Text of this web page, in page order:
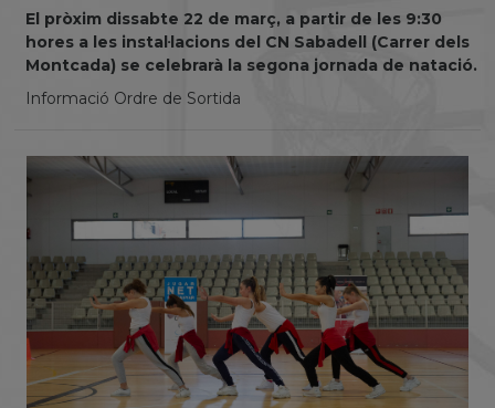
El pròxim dissabte 22 de març, a partir de les 9:30
hores a les instal·lacions del CN Sabadell (Carrer dels
Montcada) se celebrarà la segona jornada de natació.
Informació Ordre de Sortida